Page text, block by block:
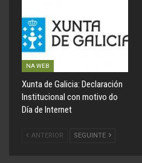
NA WEB
Xunta de Galicia: Declaración
Institucional con motivo do
Día de Internet
ANTERIOR SEGUINTE